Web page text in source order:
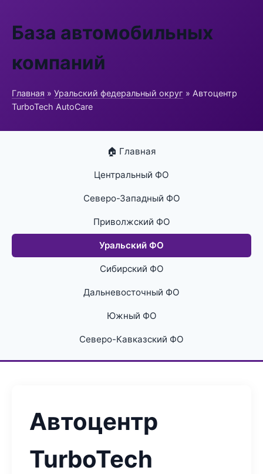
База автомобильных
компаний
Главная » Уральский федеральный округ » Автоцентр
TurboTech AutoCare
🏠 Главная
Центральный ФО
Северо-Западный ФО
Приволжский ФО
Уральский ФО
Сибирский ФО
Дальневосточный ФО
Южный ФО
Северо-Кавказский ФО
Автоцентр
TurboTech